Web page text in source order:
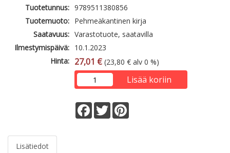
Tuotetunnus: 9789511380856
Tuotemuoto: Pehmeäkantinen kirja
Saatavuus: Varastotuote, saatavilla
Ilmestymispäivä: 10.1.2023
Hinta: 27,01 € (23,80 € alv 0 %)
Lisää koriin
Facebook
Twitter
Lisätiedot